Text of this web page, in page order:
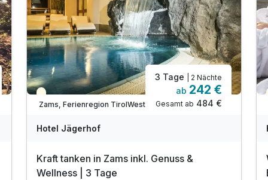
Teilweise ausgelastet
Zams, Ferienregion TirolWest
3 Tage | 2 Nächte
ab 242 €
Gesamt ab 484 €
Hotel Jägerhof
Kraft tanken in Zams inkl. Genuss &
Wellness | 3 Tage